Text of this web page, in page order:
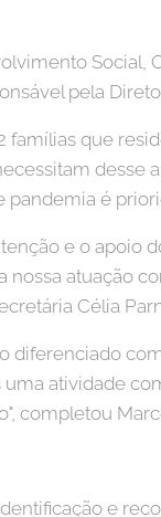
Social,
pela
que
desse
é
e o apoio
atuação
Célia
diferenciado
atividade
completou
e